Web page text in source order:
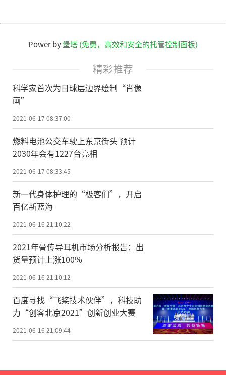
Power by堡塔 (免费，高效和安全的托管控制面板)
精彩推荐
科学家首次为日球层边界绘制“肖像
画”
2021-06-17 08:37:00
燃料电池公交车驶上东京街头 预计
2030年会有1227台亮相
2021-06-17 08:33:45
新一代身体护理的“极客们”，开启
百亿新蓝海
2021-06-16 21:10:22
2021年骨传导耳机市场分析报告：出
货量预计上涨100%
2021-06-16 21:10:12
百度寻找“飞桨技术伙伴”，科技助
力“创客北京2021”创新创业大赛
2021-06-16 21:09:44